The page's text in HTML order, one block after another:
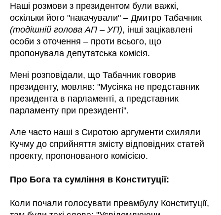
Наші розмови з президентом були важкі,
оскільки його "накачували" – Дмитро Табачник
(тодішній голова АП – УП), інші зацікавлені
особи з оточення – проти всього, що
пропонувала депутатська комісія.
Мені розповідали, що Табачник говорив
президенту, мовляв: "Мусіяка не представник
президента в парламенті, а представник
парламенту при президенті".
Але часто наші з Сиротою аргументи схиляли
Кучму до сприйняття змісту відповідних статей
проекту, пропонованого комісією.
Про Бога та сумління в Конституції:
Коли почали голосувати преамбулу Конституції,